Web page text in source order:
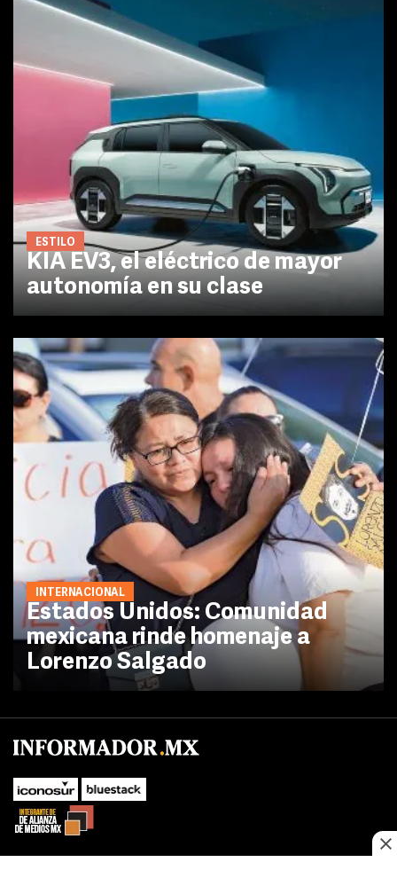
ESTILO
KIA EV3, el eléctrico de mayor
autonomía en su clase
INTERNACIONAL
Estados Unidos: Comunidad
mexicana rinde homenaje a
Lorenzo Salgado